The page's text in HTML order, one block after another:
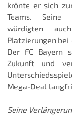
krönte er sich
Teams. Seine
würdigten
Platzierungen bei
Der FC Bayern
Zukunft und
Mega-Deal
Seine